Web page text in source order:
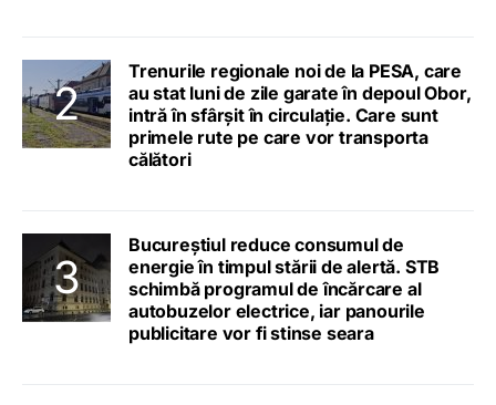
Trenurile regionale noi de la PESA, care
au stat luni de zile garate în depoul Obor,
intră în sfârșit în circulație. Care sunt
primele rute pe care vor transporta
călători
Bucureștiul reduce consumul de
energie în timpul stării de alertă. STB
schimbă programul de încărcare al
autobuzelor electrice, iar panourile
publicitare vor fi stinse seara